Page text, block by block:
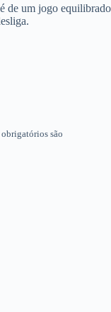
de um jogo equilibrado
são